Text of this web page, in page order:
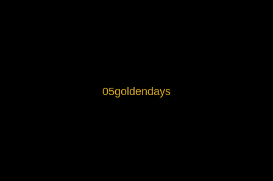
05goldendays